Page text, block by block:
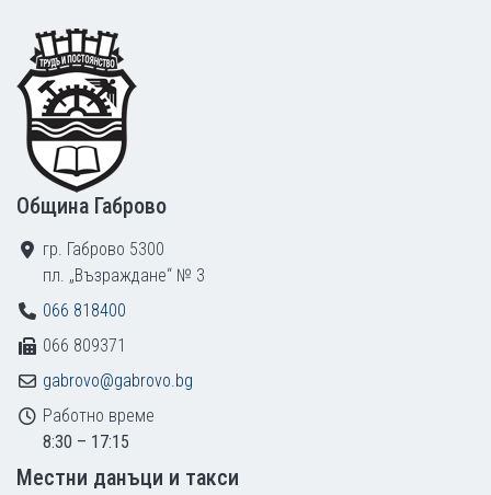
Footer
Община Габрово
гр. Габрово 5300
пл. „Възраждане“ № 3
066 818400
066 809371
gabrovo@gabrovo.bg
Работно време
8:30 – 17:15
Местни данъци и такси